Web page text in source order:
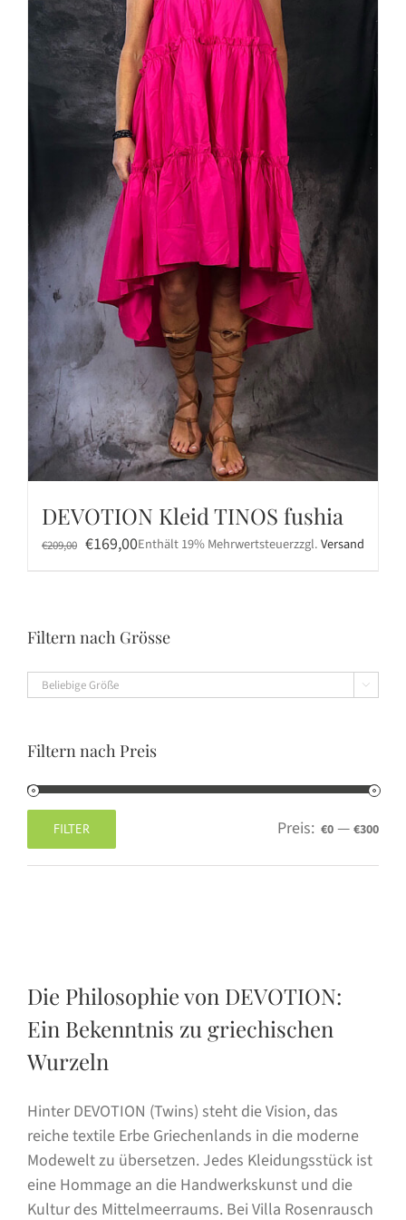
DEVOTION Kleid TINOS fushia
€209,00 Ursprünglicher
€169,00Aktueller
Enthält 19% Mehrwertsteuerzzgl.Versand
Filtern nach Grösse

Filtern nach Preis
Preis
Max.
Preis
FILTER Preis: €0 —€300
Die Philosophie von DEVOTION:
Ein Bekenntnis zu griechischen
Wurzeln
Hinter DEVOTION (Twins) steht die Vision, das
reiche textile Erbe Griechenlands in die moderne
Modewelt zu übersetzen. Jedes Kleidungsstück ist
eine Hommage an die Handwerkskunst und die
Kultur des Mittelmeerraums. Bei Villa Rosenrausch